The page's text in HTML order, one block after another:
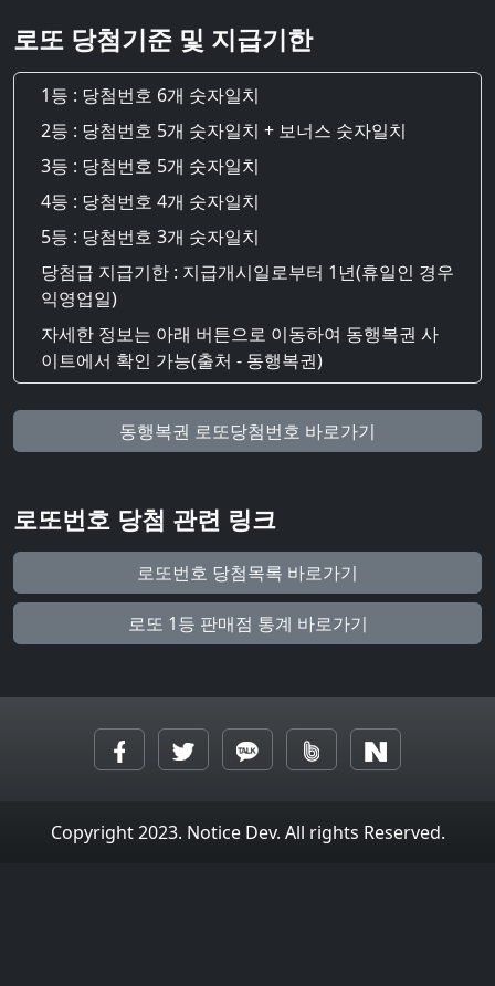
로또 당첨기준 및 지급기한
1등 : 당첨번호 6개 숫자일치
2등 : 당첨번호 5개 숫자일치 + 보너스 숫자일치
3등 : 당첨번호 5개 숫자일치
4등 : 당첨번호 4개 숫자일치
5등 : 당첨번호 3개 숫자일치
당첨급 지급기한 : 지급개시일로부터 1년(휴일인 경우
익영업일)
자세한 정보는 아래 버튼으로 이동하여 동행복권 사
이트에서 확인 가능(출처 - 동행복권)
동행복권 로또당첨번호 바로가기
로또번호 당첨 관련 링크
로또번호 당첨목록 바로가기
로또 1등 판매점 통계 바로가기
Copyright 2023. Notice Dev. All rights Reserved.